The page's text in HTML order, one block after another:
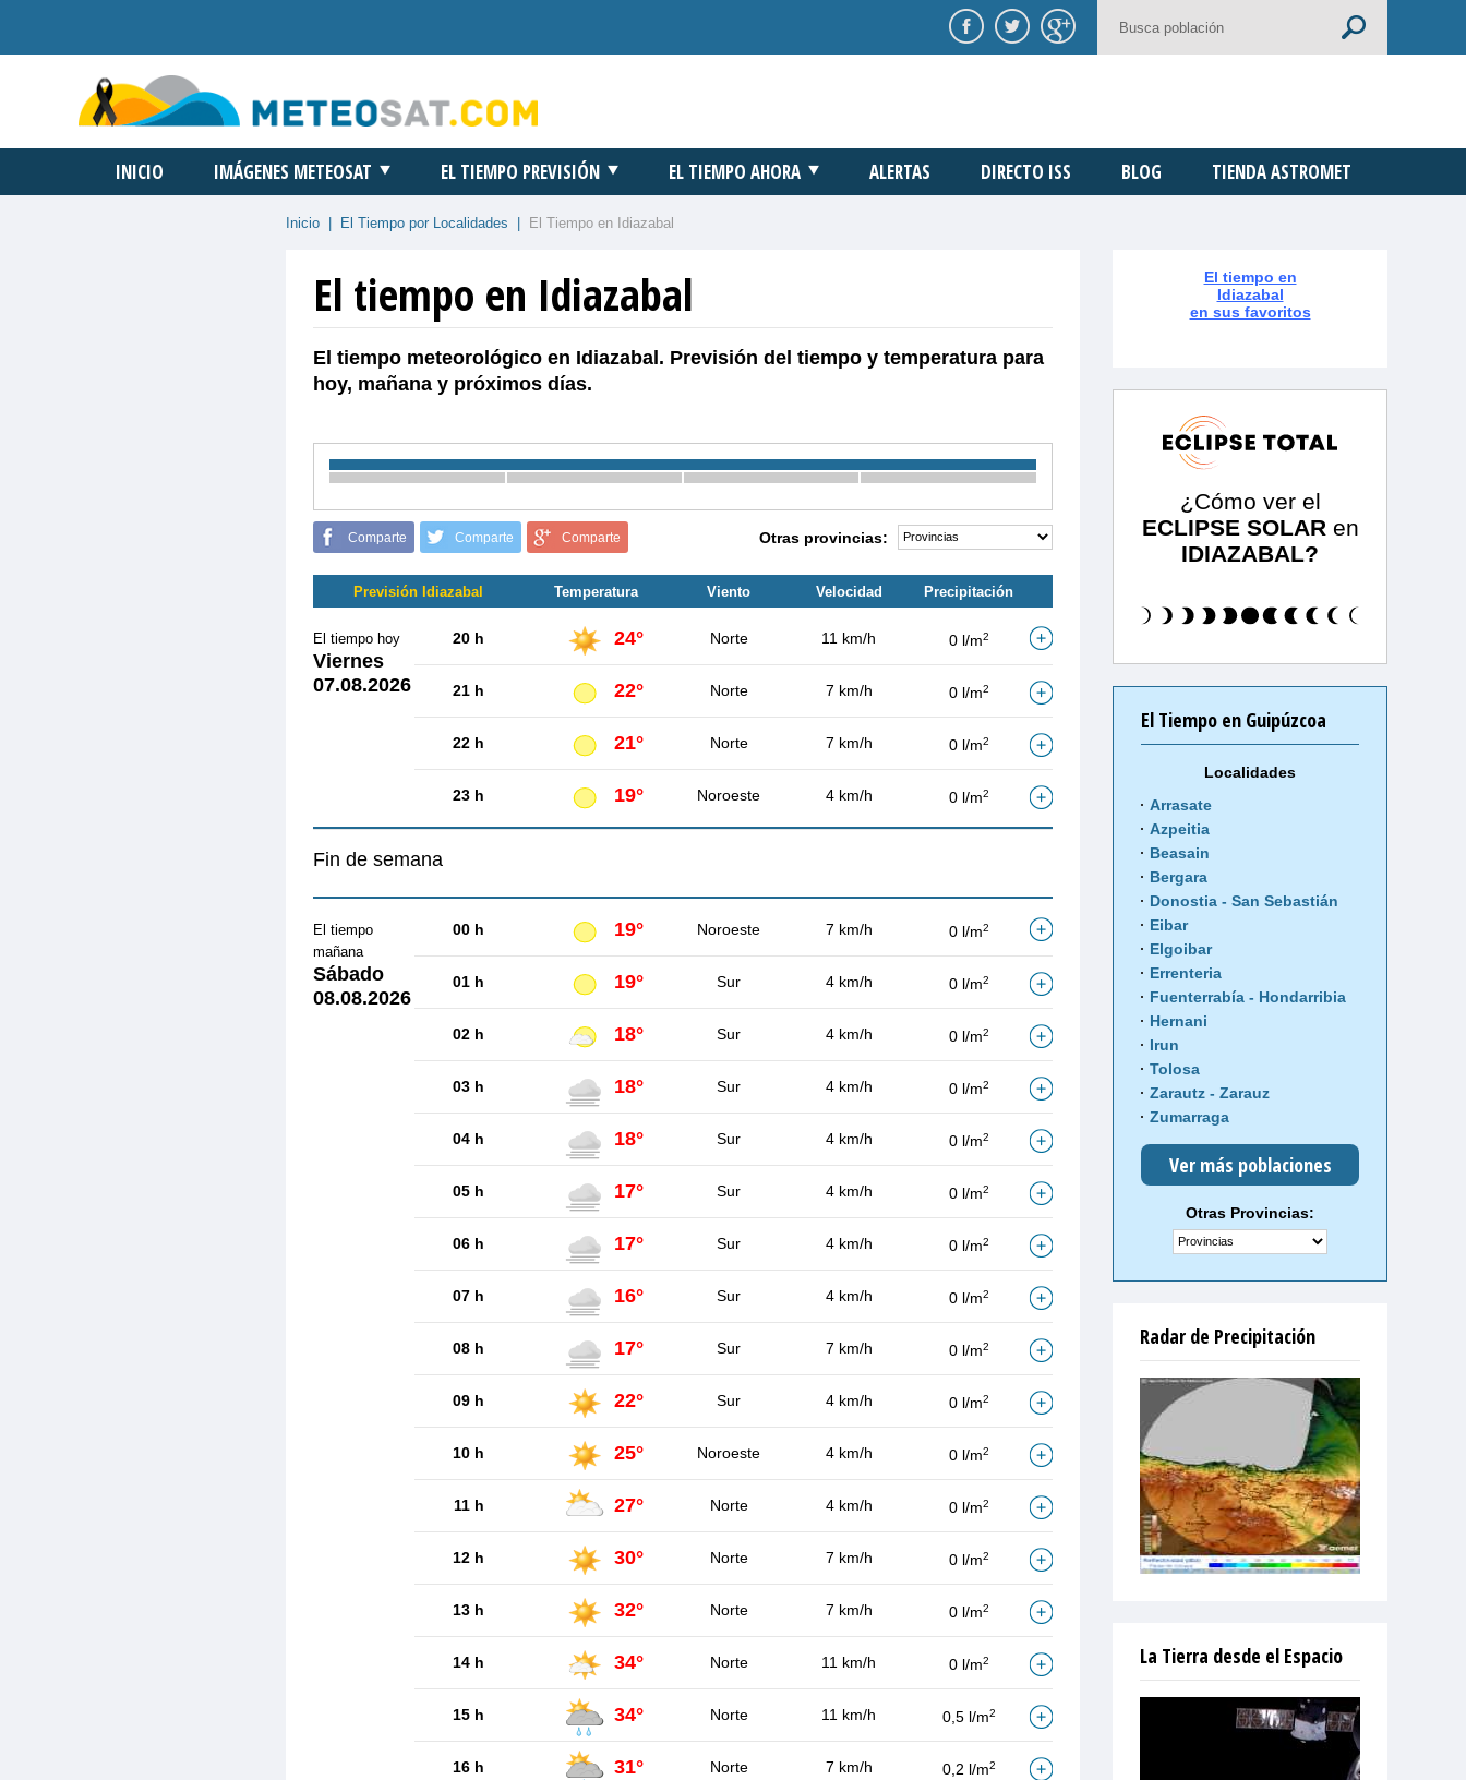
INICIO IMÁGENES METEOSAT EL TIEMPO PREVISIÓN EL TIEMPO AHORA ALERTAS DIRECTO ISS BLOG TIENDA ASTROMET
Inicio El Tiempo por Localidades El Tiempo en Idiazabal
El tiempo en Idiazabal
El tiempo meteorológico en Idiazabal. Previsión del tiempo y temperatura para
hoy, mañana y próximos días.
Comparte Comparte Comparte Otras provincias:
Previsión Idiazabal Temperatura Viento Velocidad Precipitación
El tiempo hoy
Viernes
07.08.2026
20 h 24° Norte 11 km/h 0 l/m2
21 h 22° Norte 7 km/h 0 l/m2
22 h 21° Norte 7 km/h 0 l/m2
23 h 19° Noroeste 4 km/h 0 l/m2
Fin de semana
El tiempo
mañana
Sábado
08.08.2026
00 h 19° Noroeste 7 km/h 0 l/m2
01 h 19° Sur 4 km/h 0 l/m2
02 h 18° Sur 4 km/h 0 l/m2
03 h 18° Sur 4 km/h 0 l/m2
04 h 18° Sur 4 km/h 0 l/m2
05 h 17° Sur 4 km/h 0 l/m2
06 h 17° Sur 4 km/h 0 l/m2
07 h 16° Sur 4 km/h 0 l/m2
08 h 17° Sur 7 km/h 0 l/m2
09 h 22° Sur 4 km/h 0 l/m2
10 h 25° Noroeste 4 km/h 0 l/m2
11 h 27° Norte 4 km/h 0 l/m2
12 h 30° Norte 7 km/h 0 l/m2
13 h 32° Norte 7 km/h 0 l/m2
14 h 34° Norte 11 km/h 0 l/m2
15 h 34° Norte 11 km/h 0,5 l/m2
16 h 31° Norte 7 km/h 0,2 l/m2
El tiempo en
Idiazabal
en sus favoritos
¿Cómo ver el
ECLIPSE SOLAR en
IDIAZABAL?
El Tiempo en Guipúzcoa
Localidades
Arrasate
Azpeitia
Beasain
Bergara
Donostia - San Sebastián
Eibar
Elgoibar
Errenteria
Fuenterrabía - Hondarribia
Hernani
Irun
Tolosa
Zarautz - Zarauz
Zumarraga
Ver más poblaciones
Otras Provincias:
Radar de Precipitación
La Tierra desde el Espacio